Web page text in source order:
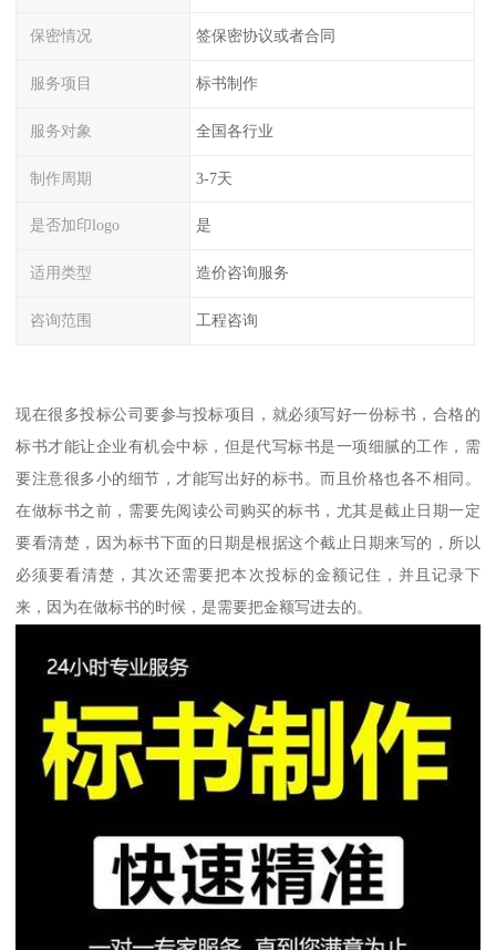
保密情况 签保密协议或者合同
服务项目 标书制作
服务对象 全国各行业
制作周期 3-7天
是否加印logo 是
适用类型 造价咨询服务
咨询范围 工程咨询
现在很多投标公司要参与投标项目，就必须写好一份标书，合格的
标书才能让企业有机会中标，但是代写标书是一项细腻的工作，需
要注意很多小的细节，才能写出好的标书。而且价格也各不相同。
在做标书之前，需要先阅读公司购买的标书，尤其是截止日期一定
要看清楚，因为标书下面的日期是根据这个截止日期来写的，所以
必须要看清楚，其次还需要把本次投标的金额记住，并且记录下
来，因为在做标书的时候，是需要把金额写进去的。